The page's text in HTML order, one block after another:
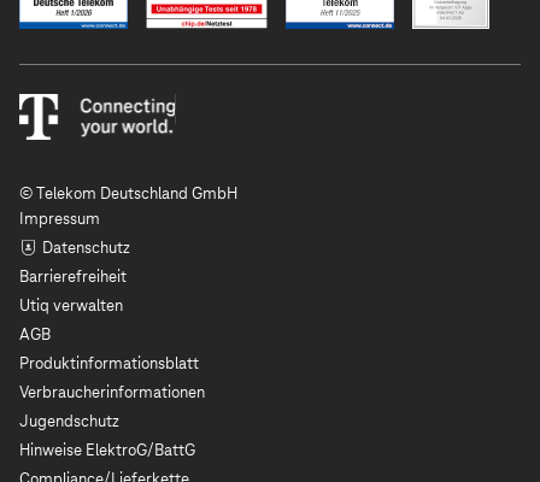
© Telekom Deutschland GmbH
Impressum
Datenschutz
Barrierefreiheit
Utiq verwalten
AGB
Produktinformationsblatt
Verbraucherinformationen
Jugendschutz
Hinweise ElektroG/BattG